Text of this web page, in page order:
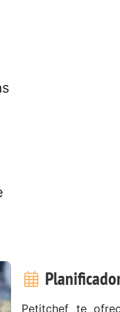
Petitchef te